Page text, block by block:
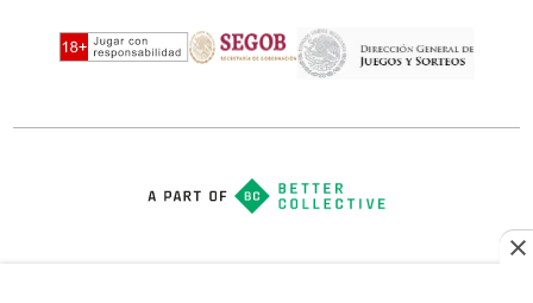
EX AMÉRICA
un golazo y gana su primer título